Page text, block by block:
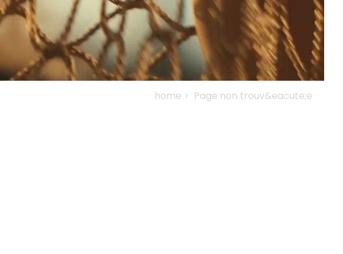
home > Page non trouv&eacute;e